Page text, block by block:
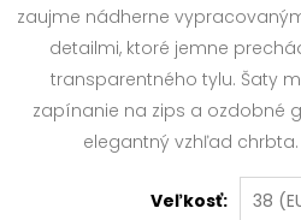
zaujme nádherne
detailmi, ktoré jemne
transparentného tylu. Šaty
zapínanie na zips a ozdobné
elegantný vzhľad
Veľkosť: